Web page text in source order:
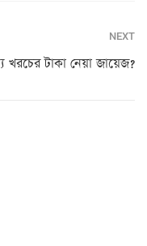
NEXT
খরচের টাকা নেয়া জায়েজ?